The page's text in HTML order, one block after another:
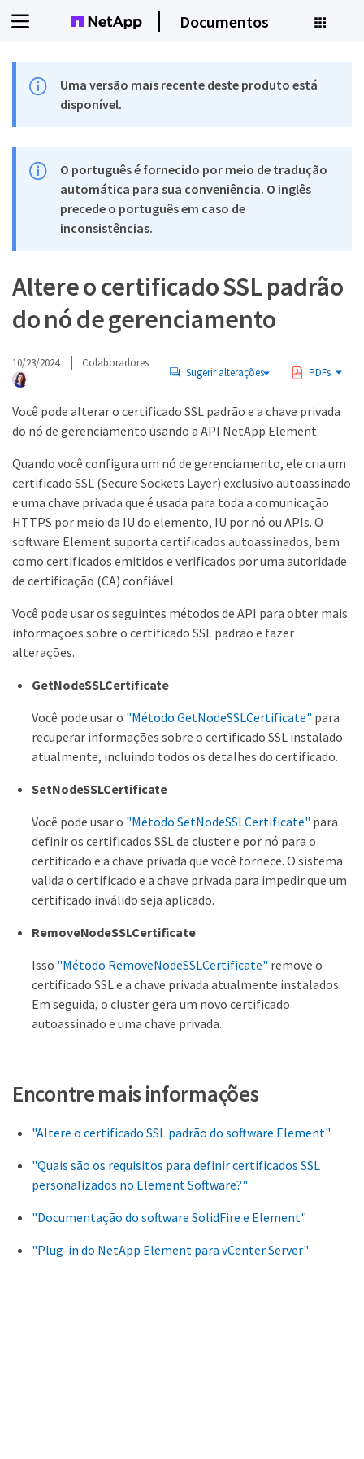
Documentos
Uma versão mais recente deste produto está
disponível.
O português é fornecido por meio de tradução
automática para sua conveniência. O inglês
precede o português em caso de
inconsistências.
Altere o certificado SSL padrão
do nó de gerenciamento
10/23/2024 Colaboradores
Sugerir alterações PDFs
Você pode alterar o certificado SSL padrão e a chave privada
do nó de gerenciamento usando a API NetApp Element.
Quando você configura um nó de gerenciamento, ele cria um
certificado SSL (Secure Sockets Layer) exclusivo autoassinado
e uma chave privada que é usada para toda a comunicação
HTTPS por meio da IU do elemento, IU por nó ou APIs. O
software Element suporta certificados autoassinados, bem
como certificados emitidos e verificados por uma autoridade
de certificação (CA) confiável.
Você pode usar os seguintes métodos de API para obter mais
informações sobre o certificado SSL padrão e fazer
alterações.
GetNodeSSLCertificate
Você pode usar o "Método GetNodeSSLCertificate" para
recuperar informações sobre o certificado SSL instalado
atualmente, incluindo todos os detalhes do certificado.
SetNodeSSLCertificate
Você pode usar o "Método SetNodeSSLCertificate" para
definir os certificados SSL de cluster e por nó para o
certificado e a chave privada que você fornece. O sistema
valida o certificado e a chave privada para impedir que um
certificado inválido seja aplicado.
RemoveNodeSSLCertificate
Isso "Método RemoveNodeSSLCertificate" remove o
certificado SSL e a chave privada atualmente instalados.
Em seguida, o cluster gera um novo certificado
autoassinado e uma chave privada.
Encontre mais informações
"Altere o certificado SSL padrão do software Element"
"Quais são os requisitos para definir certificados SSL
personalizados no Element Software?"
"Documentação do software SolidFire e Element"
"Plug-in do NetApp Element para vCenter Server"